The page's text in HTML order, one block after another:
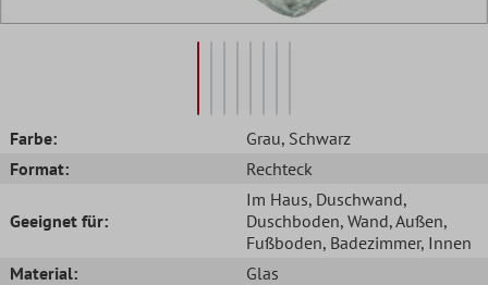
Farbe: Grau, Schwarz
Format:
Rechteck
Geeignet für:
Im Haus, Duschwand,
Duschboden, Wand, Außen,
Fußboden, Badezimmer, Innen
Material:
Glas